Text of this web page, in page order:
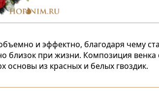
и эффектно, благодаря чему
близок при жизни. Композиция
основы из красных и белых гвоздик.